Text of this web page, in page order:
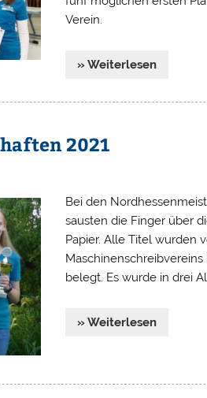
Verein.
» Weiterlesen
2021
Bei den
sausten die Finger über
Papier. Alle Titel wurden
belegt. Es wurde in drei
» Weiterlesen